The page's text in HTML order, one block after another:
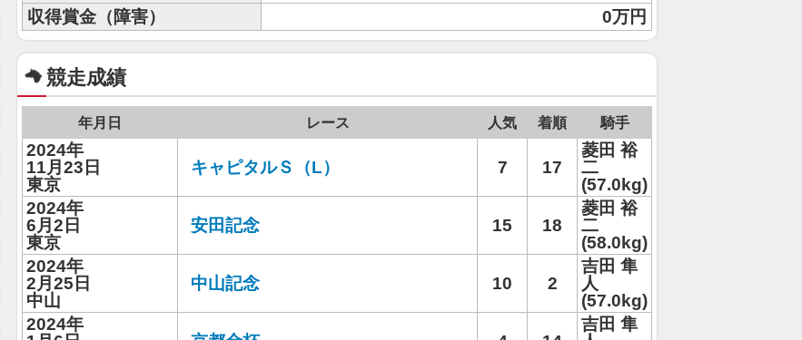
収得賞金（障害）
0万円
競走成績
年月日 レース 人気 着順 騎手
2024年
11月23日
東京
キャピタルＳ（L） 7 17
菱田 裕
二
(57.0kg)
2024年
6月2日
東京
安田記念 15 18
菱田 裕
二
(58.0kg)
2024年
2月25日
中山
中山記念 10 2
吉田 隼
人
(57.0kg)
2024年
吉田 隼